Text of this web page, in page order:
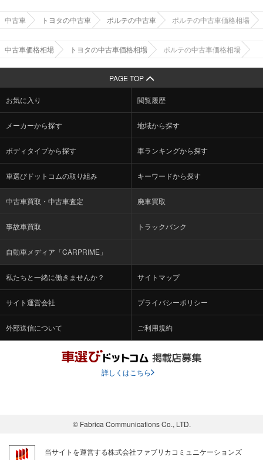
中古車 トヨタの中古車 ポルテの中古車 ポルテの中古車価格相場
中古車価格相場 トヨタの中古車価格相場 ポルテの中古車価格相場
PAGE TOP
お気に入り 閲覧履歴
メーカーから探す 地域から探す
ボディタイプから探す 車ランキングから探す
車選びドットコムの取り組み キーワードから探す
中古車買取・中古車査定 廃車買取
事故車買取 トラックバンク
自動車メディア「CARPRIME」
私たちと一緒に働きませんか？ サイトマップ
サイト運営会社 プライバシーポリシー
外部送信について ご利用規約
詳しくはこちら
© Fabrica Communications Co., LTD.
当サイトを運営する株式会社ファブリカコミュニケーションズ